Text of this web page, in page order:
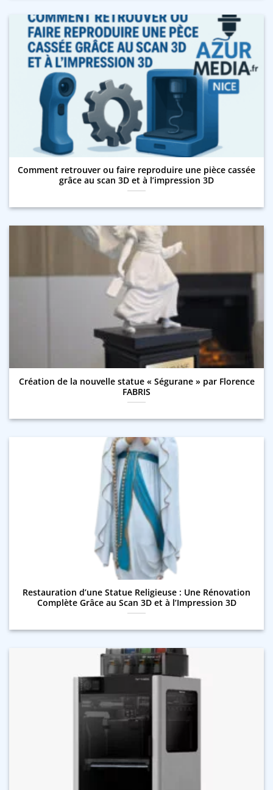
Comment retrouver ou faire reproduire une pièce cassée
grâce au scan 3D et à l’impression 3D
Création de la nouvelle statue « Ségurane » par Florence
FABRIS
Restauration d’une Statue Religieuse : Une Rénovation
Complète Grâce au Scan 3D et à l’Impression 3D